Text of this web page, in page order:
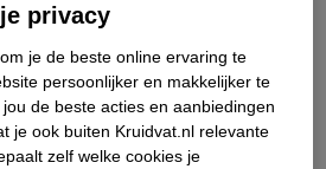
privacy
je de beste online ervaring te
persoonlijker en makkelijker te
de beste acties en aanbiedingen
je ook buiten Kruidvat.nl relevante
zelf welke cookies je